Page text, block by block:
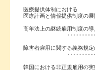
医療提供体制における
医療計画と情報提供制度の
高年法上の継続雇用制度の
･･････････････
障害者雇用に関する義務規
･･････････････
韓国における非正規雇用の